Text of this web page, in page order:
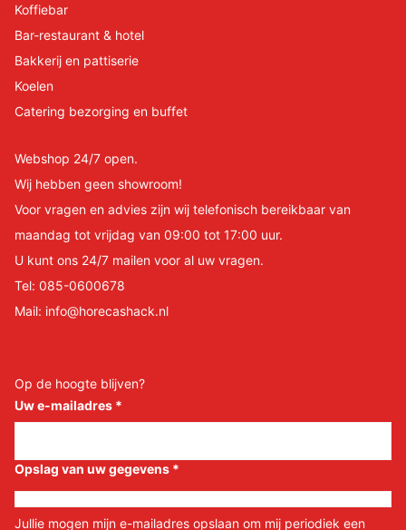
Koffiebar
Bar-restaurant & hotel
Bakkerij en pattiserie
Koelen
Catering bezorging en buffet
Webshop 24/7 open.
Wij hebben geen showroom!
Voor vragen en advies zijn wij telefonisch bereikbaar van
maandag tot vrijdag van 09:00 tot 17:00 uur.
U kunt ons 24/7 mailen voor al uw vragen.
Tel: 085-0600678
Mail: info@horecashack.nl
Op de hoogte blijven?
Uw e-mailadres *
Opslag van uw gegevens *
Jullie mogen mijn e-mailadres opslaan om mij periodiek een